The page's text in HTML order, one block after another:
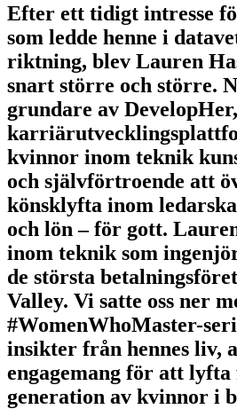
Efter ett tidigt intresse
som ledde henne i
riktning, blev Lauren
snart större och större.
grundare av
kvinnor inom teknik
och självförtroende att
könsklyfta inom
och lön – för gott.
inom teknik som
de största
Valley. Vi satte oss ner
#WomenWhoMaster-
insikter från hennes liv,
engagemang för att lyfta
generation av kvinnor i